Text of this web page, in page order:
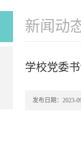
新闻动
学校党委
发布日期：2023-